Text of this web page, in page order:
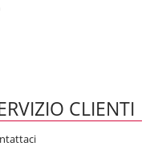
CLIENTI